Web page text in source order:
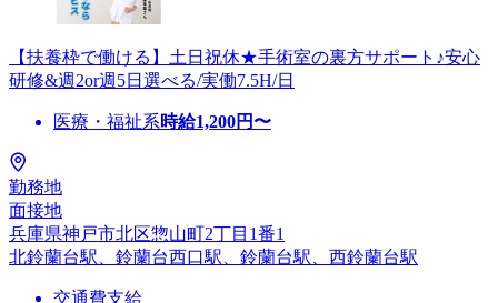
【扶養枠で働ける】土日祝休★手術室の裏方サポート♪安心
研修&週2or週5日選べる/実働7.5H/日
医療・福祉系時給1,200円〜
勤務地
面接地
兵庫県神戸市北区惣山町2丁目1番1
北鈴蘭台駅、鈴蘭台西口駅、鈴蘭台駅、西鈴蘭台駅
交通費支給